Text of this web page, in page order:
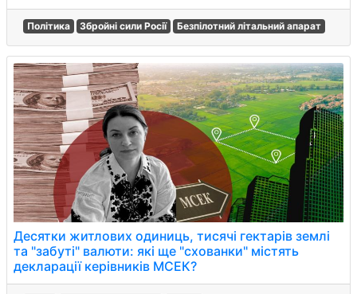
Політика Збройні сили Росії Безпілотний літальний апарат
Десятки житлових одиниць, тисячі гектарів землі
та "забуті" валюти: які ще "схованки" містять
декларації керівників МСЕК?